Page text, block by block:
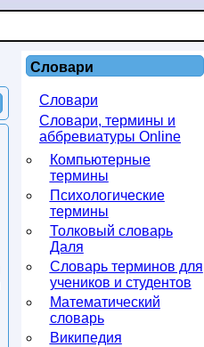
Словари
Словари
Словари, термины и
аббревиатуры Online
Компьютерные
термины
Психологические
термины
Толковый словарь
Даля
Словарь терминов для
учеников и студентов
Математический
словарь
Википедия